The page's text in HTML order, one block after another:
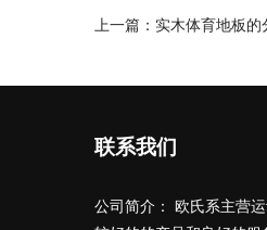
上一篇： 实木体育地板的
联系我们
公司简介： 欧氏系主营